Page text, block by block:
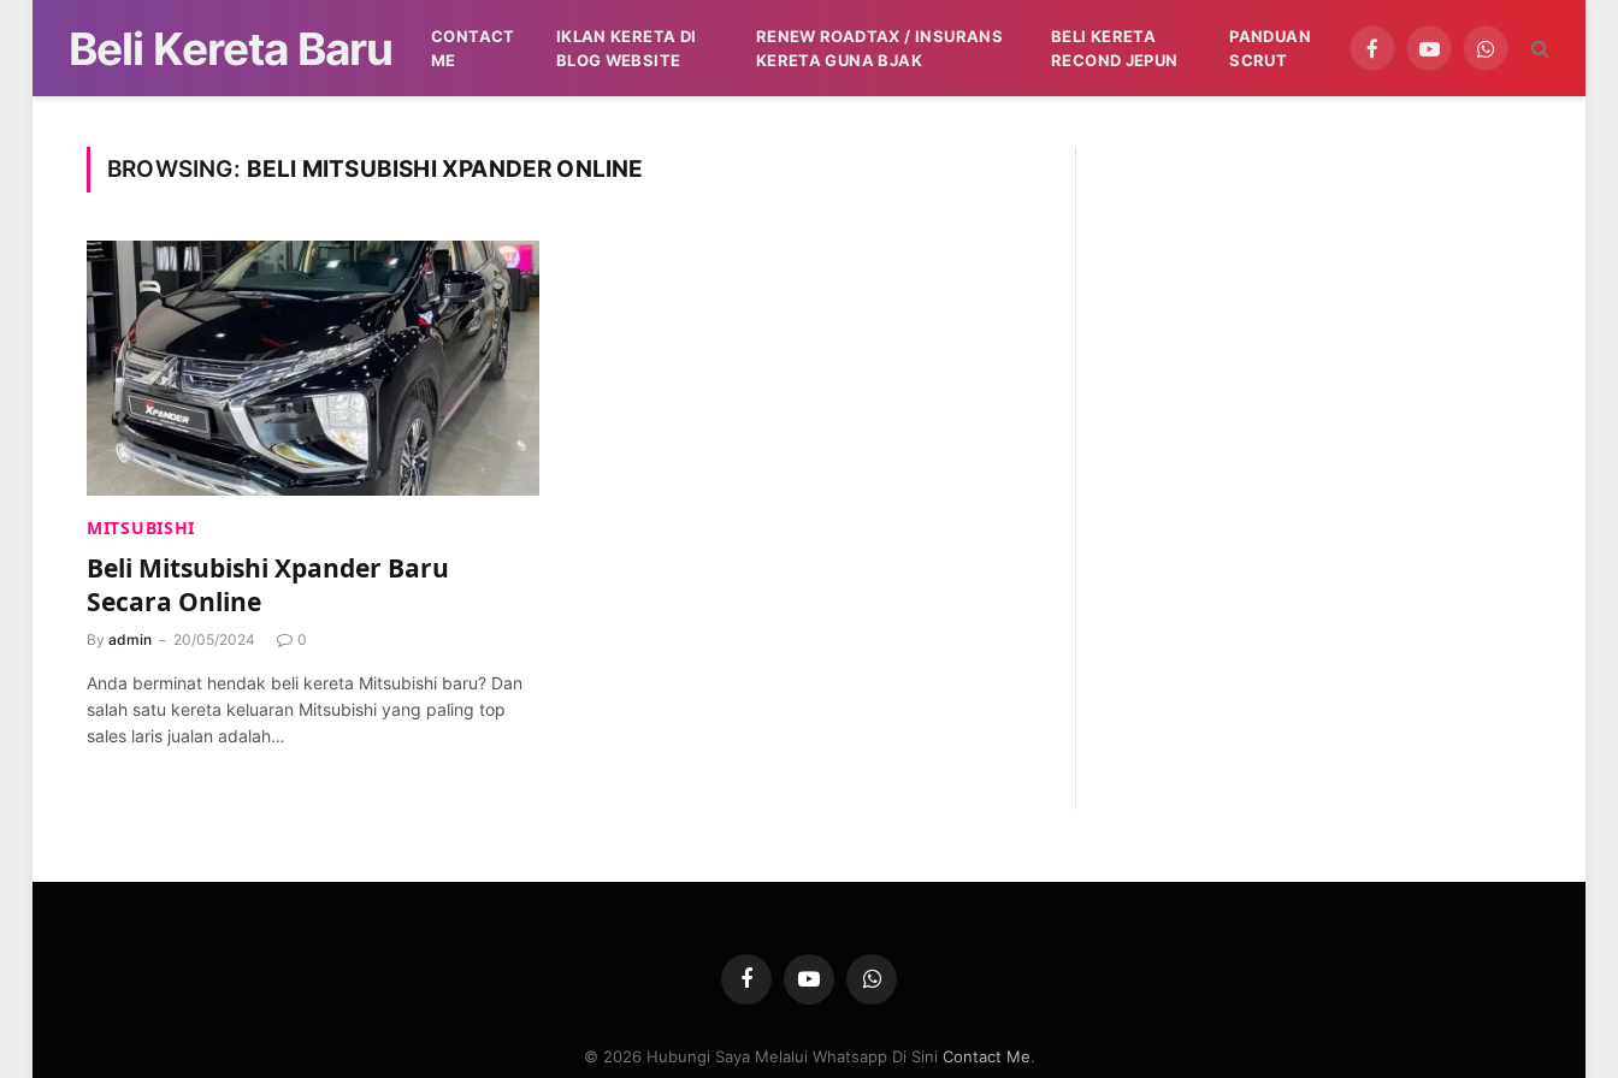
Beli Kereta Baru
CONTACT
ME
IKLAN KERETA DI
BLOG WEBSITE
RENEW ROADTAX / INSURANS
KERETA GUNA BJAK
BELI KERETA
RECOND JEPUN
PANDUAN
SCRUT
FacebookYouTubeWhatsApp
BROWSING: BELI MITSUBISHI XPANDER ONLINE
MITSUBISHI
Beli Mitsubishi Xpander Baru
Secara Online
By admin 20/05/2024 0
Anda berminat hendak beli kereta Mitsubishi baru? Dan
salah satu kereta keluaran Mitsubishi yang paling top
sales laris jualan adalah…
FacebookYouTubeWhatsApp
© 2026 Hubungi Saya Melalui Whatsapp Di Sini Contact Me.